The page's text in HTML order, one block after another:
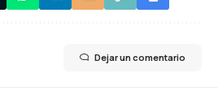
Dejar un comentario